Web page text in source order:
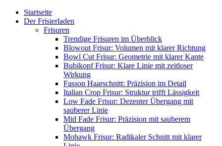
Startseite
Der Frisierladen
Frisuren
Trendige Frisuren im Überblick
Blowout Frisur: Volumen mit klarer Richtung
Bowl Cut Frisur: Geometrie mit klarer Kante
Bubikopf Frisur: Klare Linie mit zeitloser
Wirkung
Fasson Haarschnitt: Präzision im Detail
Italian Crop Frisur: Struktur trifft Lässigkeit
Low Fade Frisur: Dezenter Übergang mit
sauberer Linie
Mid Fade Frisur: Präzision mit sauberem
Übergang
Mohawk Frisur: Radikaler Schnitt mit klarer